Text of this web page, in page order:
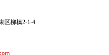
区柳橋2-1-4